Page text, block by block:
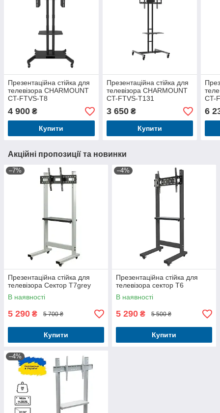
Презентаційна стійка для
телевізора CHARMOUNT
CT-FTVS-T8
4 900 ₴
Купити
Презентаційна стійка для
телевізора CHARMOUNT
CT-FTVS-T131
3 650₴
Купити
CT-
6
Акційні пропозиції та новинки
–7%
Презентаційна стійка для
телевізора Сектор T7grey
В наявності
5 290 ₴ 5 700 ₴
Купити
–4%
Презентаційна стійка для
телевізора сектор T6
В наявності
5 290 ₴ 5 500 ₴
Купити
–4%